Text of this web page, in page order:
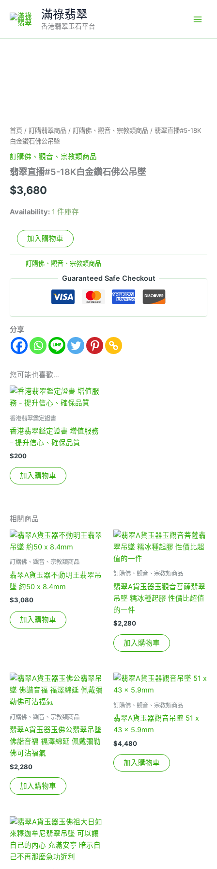
content
滿祿翡翠
香港翡翠玉石平台
首頁 / 訂購翡翠商品 / 訂購佛、觀音、宗教類商品 / 翡翠直播#5-18K
白金鑽石佛公吊墜
訂購佛、觀音、宗教類商品
翡翠直播#5-18K白金鑽石佛公吊墜
$3,680
Availability: 1 件庫存
鑽
石
佛
吊
數
加入購物車
訂購佛、觀音、宗教類商品
Guaranteed Safe Checkout
分享
您可能也喜歡…
香港翡翠鑑定證書
香港翡翠鑑定證書 增值服務
– 提升信心、確保品質
$200
加入購物車
相關商品
訂購佛、觀音、宗教類商品
翡翠A貨玉器不動明王翡翠吊
墜 約50 x 8.4mm
$3,080
加入購物車
訂購佛、觀音、宗教類商品
翡翠A貨玉器玉觀音菩薩翡翠
吊墜 糯冰種起膠 性價比超值
的一件
$2,280
加入購物車
訂購佛、觀音、宗教類商品
翡翠A貨玉器玉佛公翡翠吊墜
佛諧音福 福澤綿延 佩戴彌勒
佛可沾福氣
$2,280
加入購物車
訂購佛、觀音、宗教類商品
翡翠A貨玉器觀音吊墜 51 x
43 x 5.9mm
$4,480
加入購物車